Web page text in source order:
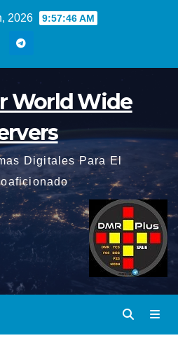
2026 9:57:46 AM
World Wide
Digitales Para El